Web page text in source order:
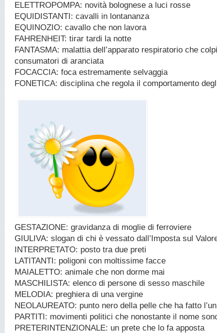
ELETTROPOMPA: novità bolognese a luci rosse
EQUIDISTANTI: cavalli in lontananza
EQUINOZIO: cavallo che non lavora
FAHRENHEIT: tirar tardi la notte
FANTASMA: malattia dell’apparato respiratorio che
consumatori di aranciata
FOCACCIA: foca estremamente selvaggia
FONETICA: disciplina che regola il comportamento
GESTAZIONE: gravidanza di moglie di ferroviere
GIULIVA: slogan di chi è vessato dall’Imposta sul
INTERPRETATO: posto tra due preti
LATITANTI: poligoni con moltissime facce
MAIALETTO: animale che non dorme mai
MASCHILISTA: elenco di persone di sesso maschile
MELODIA: preghiera di una vergine
NEOLAUREATO: punto nero della pelle che ha fatto
PARTITI: movimenti politici che nonostante il nome
PRETERINTENZIONALE: un prete che lo fa apposta